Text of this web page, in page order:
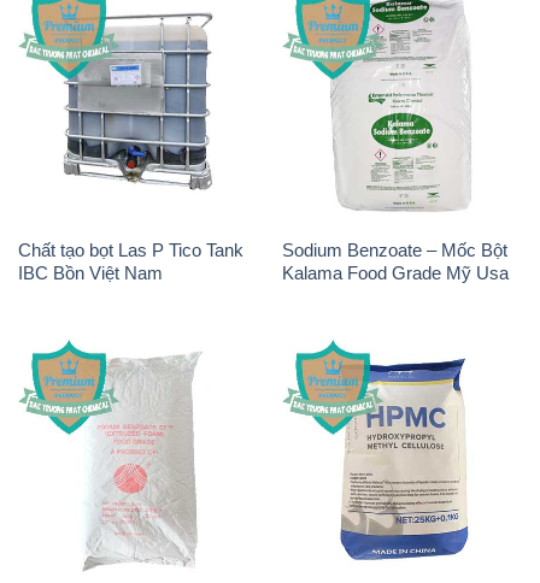
Chất tạo bọt Las P Tico Tank
IBC Bồn Việt Nam
Sodium Benzoate – Mốc Bột
Kalama Food Grade Mỹ Usa